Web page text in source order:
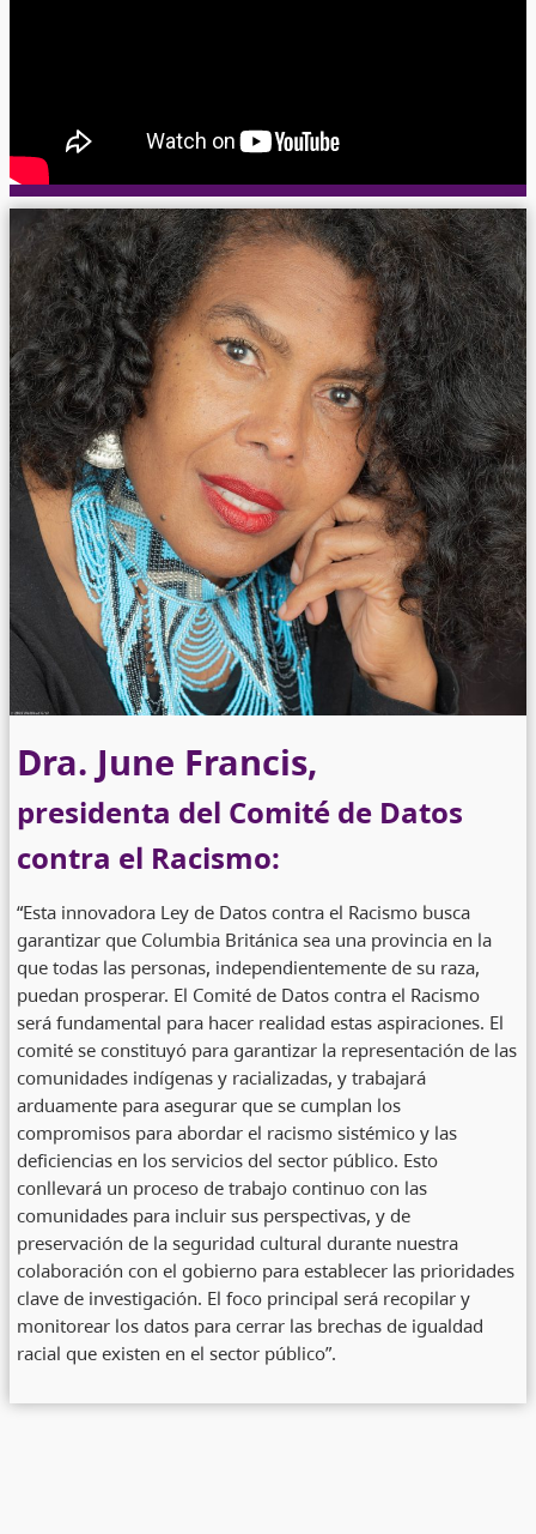
Dra. June Francis,
presidenta del Comité de Datos
contra el Racismo:
“Esta innovadora Ley de Datos contra el Racismo busca
garantizar que Columbia Británica sea una provincia en la
que todas las personas, independientemente de su raza,
puedan prosperar. El Comité de Datos contra el Racismo
será fundamental para hacer realidad estas aspiraciones. El
comité se constituyó para garantizar la representación de las
comunidades indígenas y racializadas, y trabajará
arduamente para asegurar que se cumplan los
compromisos para abordar el racismo sistémico y las
deficiencias en los servicios del sector público. Esto
conllevará un proceso de trabajo continuo con las
comunidades para incluir sus perspectivas, y de
preservación de la seguridad cultural durante nuestra
colaboración con el gobierno para establecer las prioridades
clave de investigación. El foco principal será recopilar y
monitorear los datos para cerrar las brechas de igualdad
racial que existen en el sector público”.